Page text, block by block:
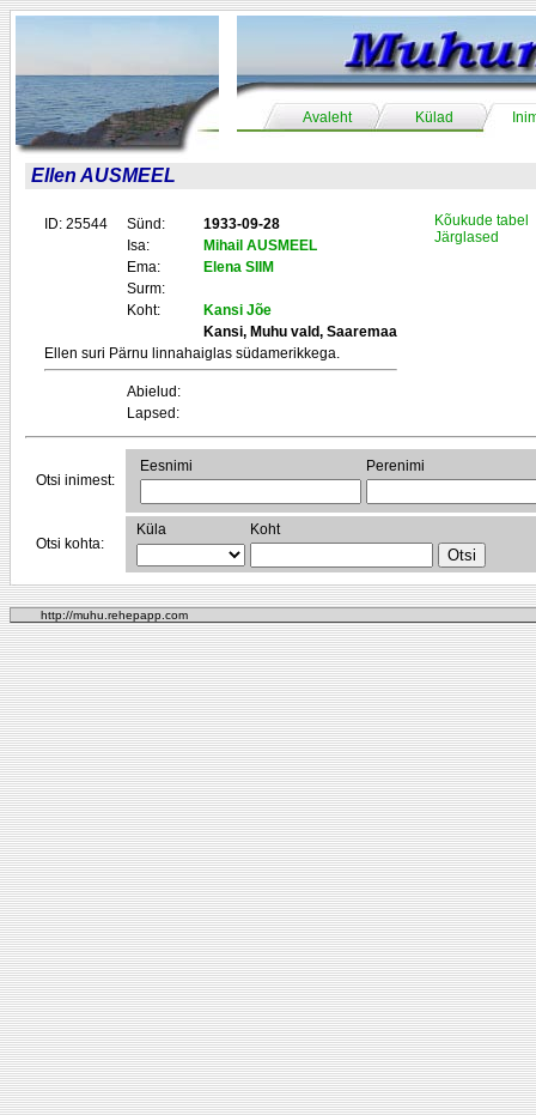
Avaleht Külad
Ellen AUSMEEL
ID: 25544 Sünd:
1933-09-28
Isa:
Mihail AUSMEEL
Ema:
Elena SIIM
Surm:
Koht:
Kansi Jõe
Kansi, Muhu vald, Saaremaa
Ellen suri Pärnu linnahaiglas südamerikkega.
Abielud:
Lapsed:
Kõukude tabel
Järglased
Otsi inimest:
Eesnimi Perenimi
Otsi kohta:
Küla Koht
http://muhu.rehepapp.com